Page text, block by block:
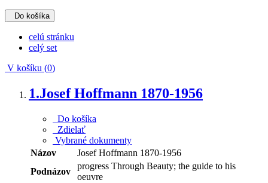
Do košíka
celú stránku
celý set
V košíku (0)
1.Josef Hoffmann 1870-1956
Do košíka
Zdielať
Vybrané dokumenty
Názov
Josef Hoffmann 1870-1956
Podnázov
progress Through Beauty; the guide to his
oeuvre